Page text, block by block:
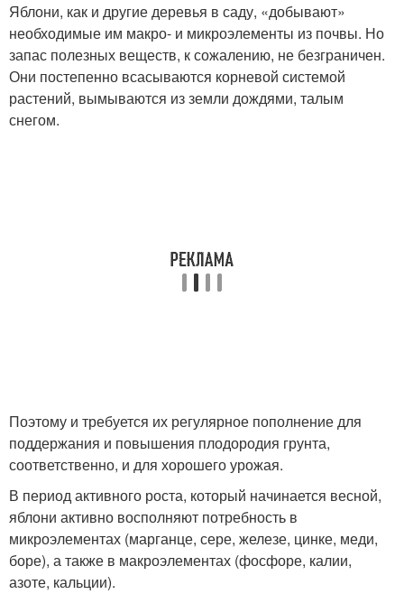
Яблони, как и другие деревья в саду, «добывают»
необходимые им макро- и микроэлементы из почвы. Но
запас полезных веществ, к сожалению, не безграничен.
Они постепенно всасываются корневой системой
растений, вымываются из земли дождями, талым
снегом.
Поэтому и требуется их регулярное пополнение для
поддержания и повышения плодородия грунта,
соответственно, и для хорошего урожая.
В период активного роста, который начинается весной,
яблони активно восполняют потребность в
микроэлементах (марганце, сере, железе, цинке, меди,
боре), а также в макроэлементах (фосфоре, калии,
азоте, кальции).